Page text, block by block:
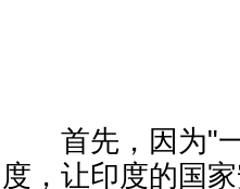
首先，因为"一
度，让印度的国